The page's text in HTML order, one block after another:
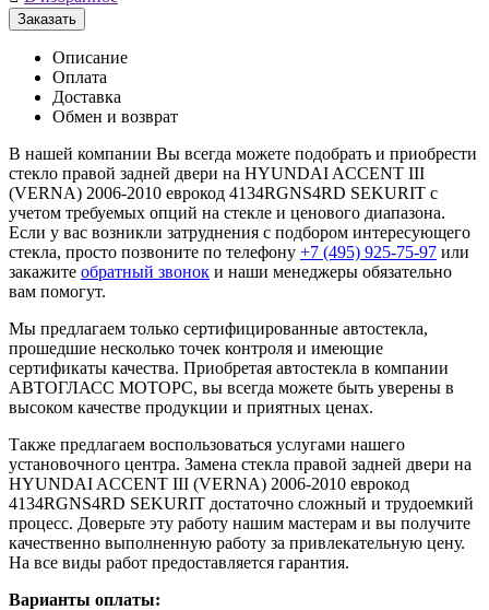
Заказать
Описание
Оплата
Доставка
Обмен и возврат
В нашей компании Вы всегда можете подобрать и приобрести
стекло правой задней двери на HYUNDAI ACCENT III
(VERNA) 2006-2010 еврокод 4134RGNS4RD SEKURIT с
учетом требуемых опций на стекле и ценового диапазона.
Если у вас возникли затруднения с подбором интересующего
стекла, просто позвоните по телефону +7 (495) 925-75-97 или
закажите обратный звонок и наши менеджеры обязательно
вам помогут.
Мы предлагаем только сертифицированные автостекла,
прошедшие несколько точек контроля и имеющие
сертификаты качества. Приобретая автостекла в компании
АВТОГЛАСС МОТОРС, вы всегда можете быть уверены в
высоком качестве продукции и приятных ценах.
Также предлагаем воспользоваться услугами нашего
установочного центра. Замена стекла правой задней двери на
HYUNDAI ACCENT III (VERNA) 2006-2010 еврокод
4134RGNS4RD SEKURIT достаточно сложный и трудоемкий
процесс. Доверьте эту работу нашим мастерам и вы получите
качественно выполненную работу за привлекательную цену.
На все виды работ предоставляется гарантия.
Варианты оплаты: